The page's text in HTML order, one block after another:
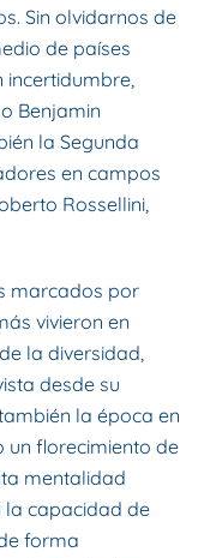
Sin olvidarnos de
de países
incertidumbre,
Benjamin
la Segunda
en campos
Rossellini,
marcados por
vivieron en
la diversidad,
desde su
la época en
un florecimiento de
mentalidad
la capacidad de
forma